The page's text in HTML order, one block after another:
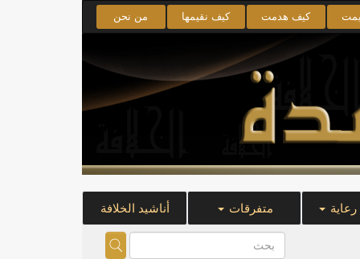
كيف هدمت كيف نقيمها من نحن
متفرقات أناشيد الخلافة